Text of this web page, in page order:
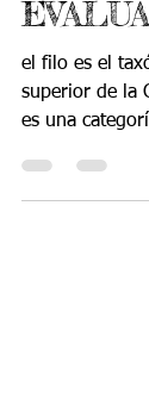
el filo es el
es una
el...